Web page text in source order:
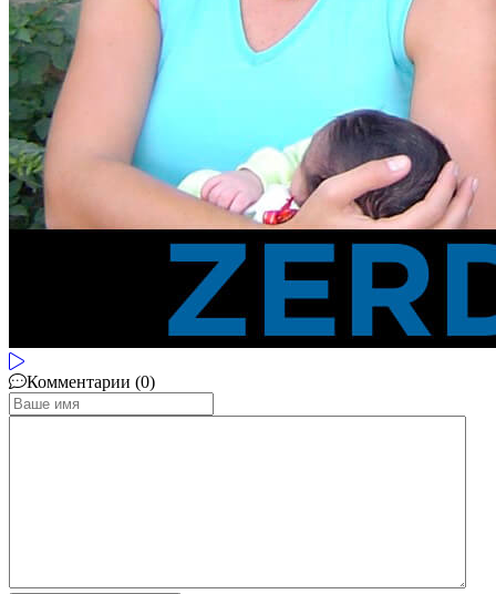
Комментарии (0)